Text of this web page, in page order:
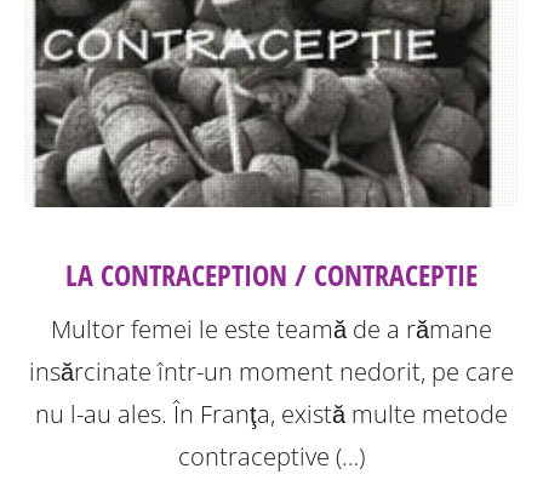
LA CONTRACEPTION / CONTRACEPTIE
Multor femei le este teamă de a rămane
insărcinate într-un moment nedorit, pe care
nu l-au ales. În Franţa, există multe metode
contraceptive (…)